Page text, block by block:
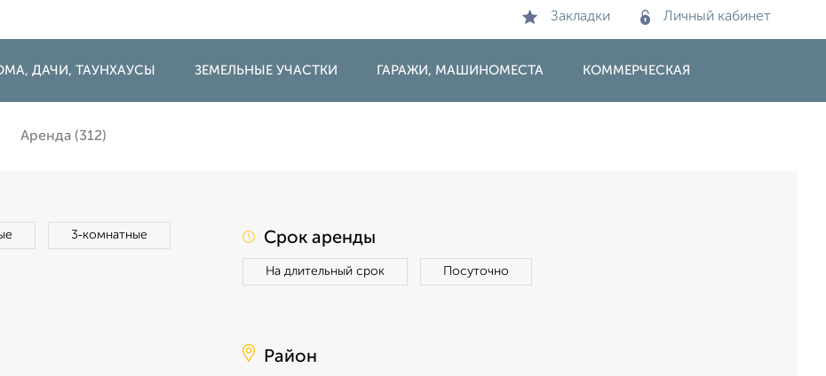
Закладки Личный кабинет
ДАЧИ, ТАУНХАУСЫ ЗЕМЕЛЬНЫЕ УЧАСТКИ ГАРАЖИ, МАШИНОМЕСТА КОММЕРЧЕСКАЯ
Аренда (312)
3‑комнатные Срок аренды
На длительный срок Посуточно
Район